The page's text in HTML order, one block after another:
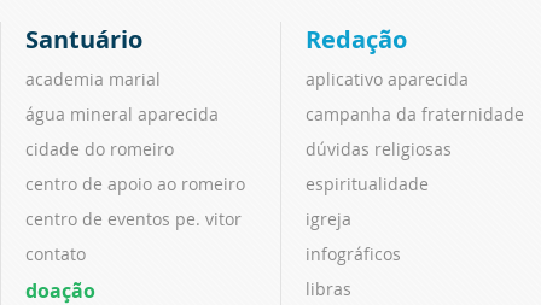
Santuário
academia marial
água mineral aparecida
cidade do romeiro
centro de apoio ao romeiro
centro de eventos pe. vitor
contato
doação
Redação
aplicativo aparecida
campanha da fraternidade
dúvidas religiosas
espiritualidade
igreja
infográficos
libras